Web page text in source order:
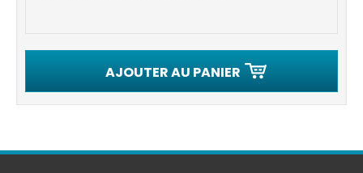
AJOUTER AU PANIER